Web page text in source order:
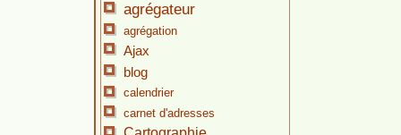
agrégateur
agrégation
Ajax
blog
calendrier
carnet d'adresses